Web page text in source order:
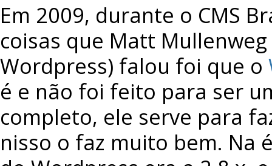
Em 2009, durante o CMS
coisas que Matt
Wordpress) falou foi que o
é e não foi feito para ser
completo, ele serve para
nisso o faz muito bem. Na